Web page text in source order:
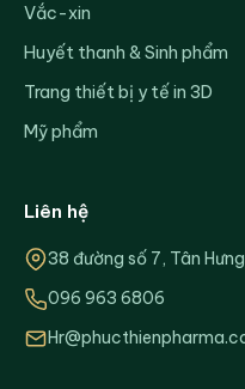
Vắc-xin
Huyết thanh & Sinh phẩm
Trang thiết bị y tế in 3D
Mỹ phẩm
Liên hệ
38 đường số 7, Tân
096 963 6806